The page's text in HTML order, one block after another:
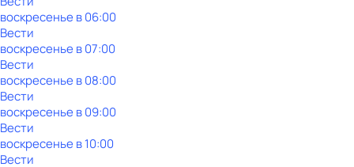
воскресенье в06:00
Вести
воскресенье в07:00
Вести
воскресенье в08:00
Вести
воскресенье в09:00
Вести
воскресенье в10:00
Вести